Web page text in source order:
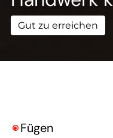
Gut zu erreichen
 Fügen